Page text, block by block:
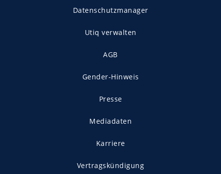
Datenschutzmanager
Utiq verwalten
AGB
Gender-Hinweis
Presse
Mediadaten
Karriere
Vertragskündigung